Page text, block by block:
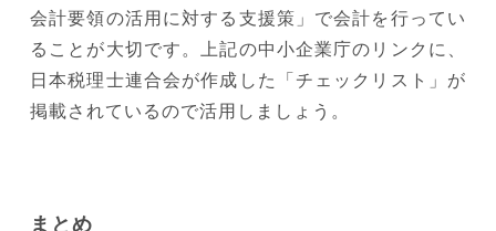
会計要領の活用に対する支援策」で会計を行ってい
ることが大切です。上記の中小企業庁のリンクに、
日本税理士連合会が作成した「チェックリスト」が
掲載されているので活用しましょう。
まとめ